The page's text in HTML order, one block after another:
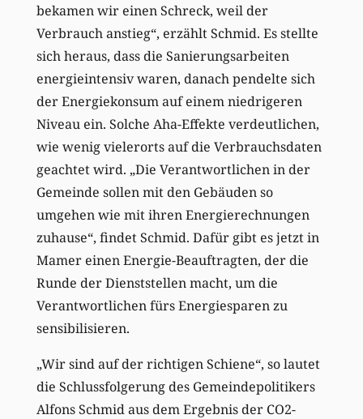
bekamen wir einen Schreck, weil der
Verbrauch anstieg“, erzählt Schmid. Es stellte
sich heraus, dass die Sanierungsarbeiten
energieintensiv waren, danach pendelte sich
der Energiekonsum auf einem niedrigeren
Niveau ein. Solche Aha-Effekte verdeutlichen,
wie wenig vielerorts auf die Verbrauchsdaten
geachtet wird. „Die Verantwortlichen in der
Gemeinde sollen mit den Gebäuden so
umgehen wie mit ihren Energierechnungen
zuhause“, findet Schmid. Dafür gibt es jetzt in
Mamer einen Energie-Beauftragten, der die
Runde der Dienststellen macht, um die
Verantwortlichen fürs Energiesparen zu
sensibilisieren.
„Wir sind auf der richtigen Schiene“, so lautet
die Schlussfolgerung des Gemeindepolitikers
Alfons Schmid aus dem Ergebnis der CO2-